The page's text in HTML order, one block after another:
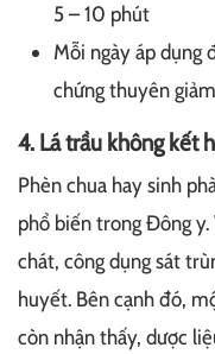
5 – 10 phút
Mỗi ngày áp dụng
chứng thuyên
4. Lá trầu không kết
Phèn chua hay sinh
phổ biến trong Đông
chát, công dụng sát
huyết. Bên cạnh đó,
còn nhận thấy, dược